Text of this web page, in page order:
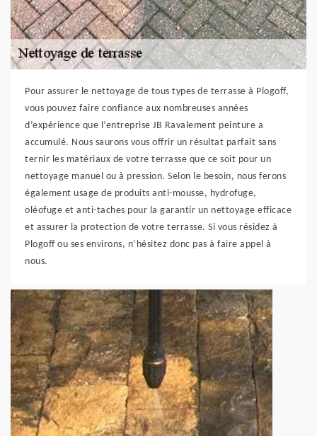
Pour assurer le nettoyage de tous types de terrasse à Plogoff,
vous pouvez faire confiance aux nombreuses années
d’expérience que l’entreprise JB Ravalement peinture a
accumulé. Nous saurons vous offrir un résultat parfait sans
ternir les matériaux de votre terrasse que ce soit pour un
nettoyage manuel ou à pression. Selon le besoin, nous ferons
également usage de produits anti-mousse, hydrofuge,
oléofuge et anti-taches pour la garantir un nettoyage efficace
et assurer la protection de votre terrasse. Si vous résidez à
Plogoff ou ses environs, n’hésitez donc pas à faire appel à
nous.